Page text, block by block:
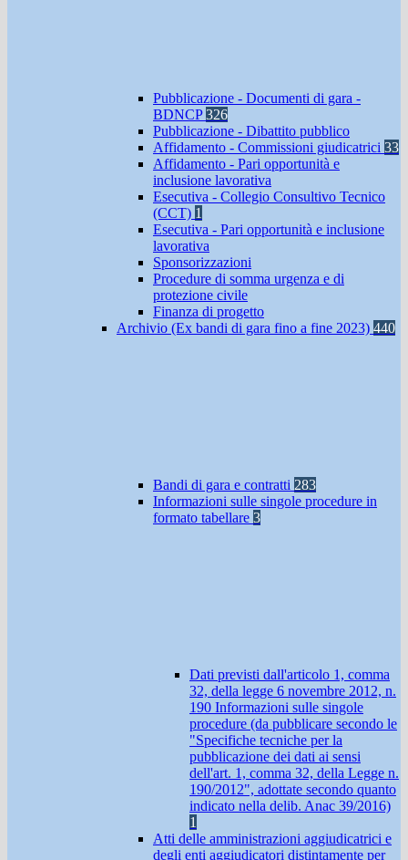
Pubblicazione - Documenti di gara -
BDNCP326
Pubblicazione - Dibattito pubblico
Affidamento - Commissioni giudicatrici 33
Affidamento - Pari opportunità e
inclusione lavorativa
Esecutiva - Collegio Consultivo Tecnico
(CCT) 1
Esecutiva - Pari opportunità e inclusione
lavorativa
Sponsorizzazioni
Procedure di somma urgenza e di
protezione civile
Finanza di progetto
Archivio (Ex bandi di gara fino a fine 2023) 440
Bandi di gara e contratti 283
Informazioni sulle singole procedure in
formato tabellare 3
Dati previsti dall'articolo 1, comma
32, della legge 6 novembre 2012, n.
190 Informazioni sulle singole
procedure (da pubblicare secondo le
"Specifiche tecniche per la
pubblicazione dei dati ai sensi
dell'art. 1, comma 32, della Legge n.
190/2012", adottate secondo quanto
indicato nella delib. Anac 39/2016)
1
Atti delle amministrazioni aggiudicatrici e
degli enti aggiudicatori distintamente per